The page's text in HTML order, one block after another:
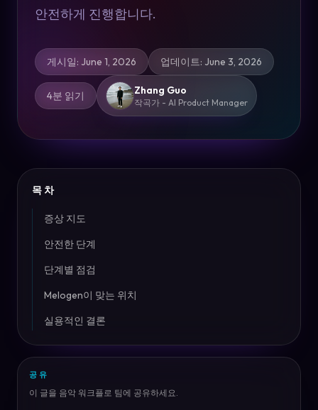
안전하게 진행합니다.
게시일: June 1, 2026 업데이트: June 3, 2026
4분 읽기 Zhang Guo
작곡가 - AI Product Manager
목차
증상 지도
안전한 단계
단계별 점검
Melogen이 맞는 위치
실용적인 결론
공유
이 글을 음악 워크플로 팀에 공유하세요.